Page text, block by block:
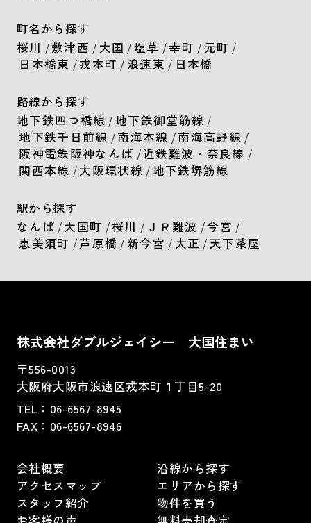
町名から探す
桜川 /敷津西 / 大国 /塩草 /幸町 / 元町 /
日本橋東 /戎本町 / 浪速東 / 日本橋
路線から探す
地下鉄四つ橋線 /地下鉄御堂筋線 /
地下鉄千日前線 /南海本線 /南海高野線 /
阪神電鉄阪神なんば /近鉄難波・奈良線 /
関西本線 /大阪環状線 /地下鉄堺筋線
駅から探す
なんば /大国町 /桜川 / ＪＲ難波 /今宮 /
恵美須町 /芦原橋 /新今宮 / 大正 /天下茶屋
株式会社ダブルジェイシー 大国住まい
〒556-0013
大阪府大阪市浪速区戎本町１丁目5-20
TEL： 06-6567-8945
FAX：06-6567-8946
会社概要
アクセスマップ
スタッフ紹介
沿線から探す
エリアから探す
物件を買う